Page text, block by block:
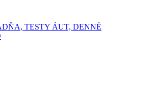
TESTY ÁUT, DENNÉ